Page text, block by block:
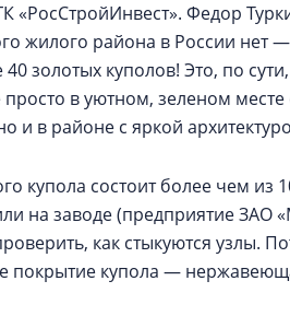
«РосСтройИнвест». Федор
жилого района в России
золотых куполов! Это, по
в уютном, зеленом
и в районе с яркой
купола состоит более чем
на заводе (предприятие ЗАО
как стыкуются узлы.
покрытие купола —